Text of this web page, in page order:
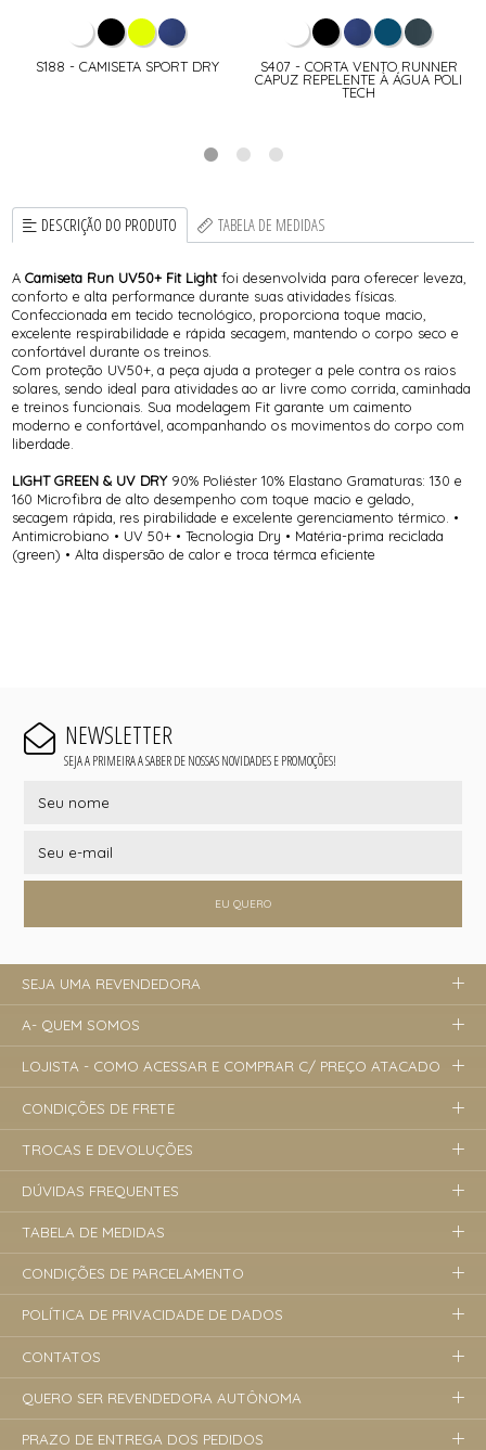
S188 - CAMISETA SPORT DRY S407 - CORTA VENTO RUNNER
CAPUZ REPELENTE À ÁGUA POLI
TECH
DESCRIÇÃO DO PRODUTO TABELA DE MEDIDAS
ACamiseta Run UV50+ Fit Lightfoi desenvolvida para oferecer leveza,
conforto e alta performance durante suas atividades físicas.
Confeccionada em tecido tecnológico, proporciona toque macio,
excelente respirabilidade e rápida secagem, mantendo o corpo seco e
confortável durante os treinos.
Com proteção UV50+, a peça ajuda a proteger a pele contra os raios
solares, sendo ideal para atividades ao ar livre como corrida, caminhada
e treinos funcionais. Sua modelagem Fit garante um caimento
moderno e confortável, acompanhando os movimentos do corpo com
liberdade.
LIGHT GREEN & UV DRY 90% Poliéster 10% Elastano Gramaturas: 130 e
160 Microfibra de alto desempenho com toque macio e gelado,
secagem rápida, res pirabilidade e excelente gerenciamento térmico. •
Antimicrobiano • UV 50+ • Tecnologia Dry • Matéria-prima reciclada
(green) • Alta dispersão de calor e troca térmca eficiente
NEWSLETTER
SEJA A PRIMEIRA A SABER DE NOSSAS NOVIDADES E PROMOÇÕES!
EU QUERO
SEJA UMA REVENDEDORA
A- QUEM SOMOS
LOJISTA - COMO ACESSAR E COMPRAR C/ PREÇO ATACADO
CONDIÇÕES DE FRETE
TROCAS E DEVOLUÇÕES
DÚVIDAS FREQUENTES
TABELA DE MEDIDAS
CONDIÇÕES DE PARCELAMENTO
POLÍTICA DE PRIVACIDADE DE DADOS
CONTATOS
QUERO SER REVENDEDORA AUTÔNOMA
PRAZO DE ENTREGA DOS PEDIDOS